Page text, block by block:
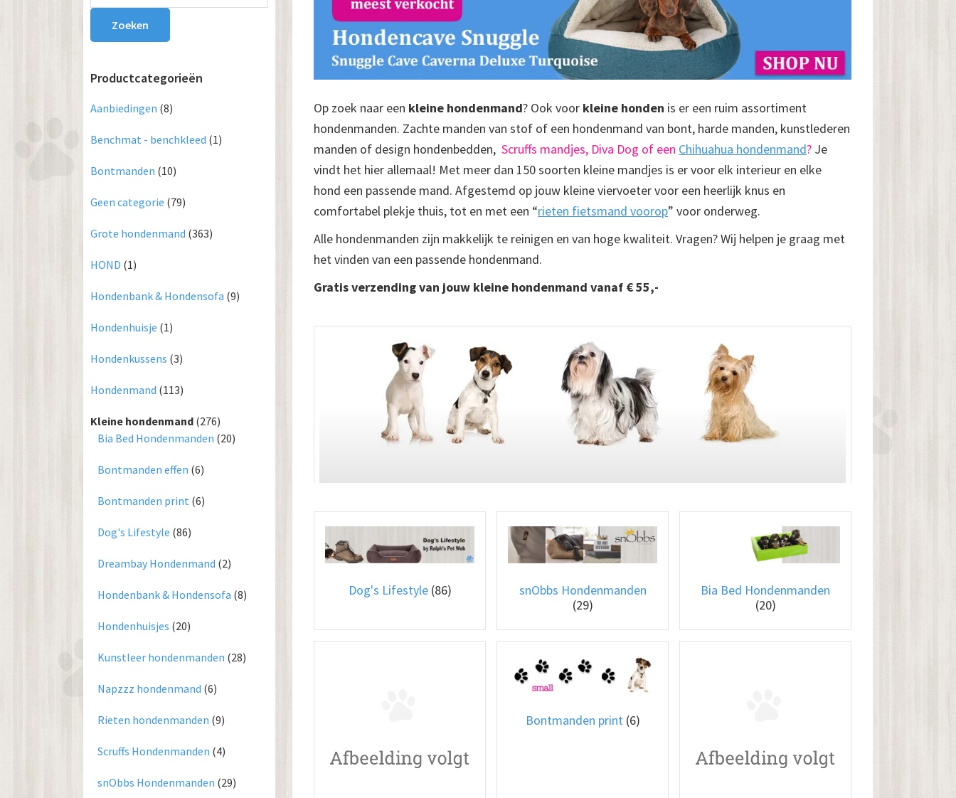
Op zoek naar een kleine hondenmand? Ook voor kleine honden is er een ruim assortiment
hondenmanden. Zachte manden van stof of een hondenmand van bont, harde manden, kunstlederen
manden of design hondenbedden,Scruffs mandjes, Diva Dog of een Chihuahua hondenmand? Je
vindt het hier allemaal! Met meer dan 150 soorten kleine mandjes is er voor elk interieur en elke
hond een passende mand. Afgestemd op jouw kleine viervoeter voor een heerlijk knus en
comfortabel plekje thuis, tot en met een “rieten fietsmand voorop” voor onderweg.
Alle hondenmanden zijn makkelijk te reinigen en van hoge kwaliteit. Vragen? Wij helpen je graag met
het vinden van een passende hondenmand.
Gratis verzending van jouw kleine hondenmand vanaf € 55,-
Dog's Lifestyle (86)
snObbs Hondenmanden
(29)
Bia Bed Hondenmanden
(20)
Bontmanden print (6)
Zoeken
Productcategorieën
Aanbiedingen (8)
Benchmat - benchkleed (1)
Bontmanden (10)
Geen categorie (79)
Grote hondenmand (363)
HOND (1)
Hondenbank & Hondensofa (9)
Hondenhuisje (1)
Hondenkussens (3)
Hondenmand (113)
Kleine hondenmand (276)
Bia Bed Hondenmanden (20)
Bontmanden effen (6)
Bontmanden print (6)
Dog's Lifestyle (86)
Dreambay Hondenmand (2)
Hondenbank & Hondensofa (8)
Hondenhuisjes (20)
Kunstleer hondenmanden (28)
Napzzz hondenmand (6)
Rieten hondenmanden (9)
Scruffs Hondenmanden (4)
snObbs Hondenmanden (29)